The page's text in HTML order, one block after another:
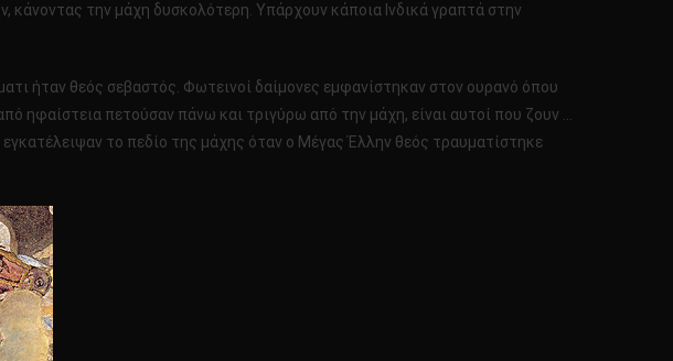
την μάχη δυσκολότερη. Υπάρχουν κάποια Ινδικά γραπτά στην
ήταν θεός σεβαστός. Φωτεινοί δαίμονες εμφανίστηκαν στον ουρανό όπου
ηφαίστεια πετούσαν πάνω και τριγύρω από την μάχη, είναι αυτοί που ζουν …
το πεδίο της μάχης όταν ο Μέγας Έλλην θεός τραυματίστηκε